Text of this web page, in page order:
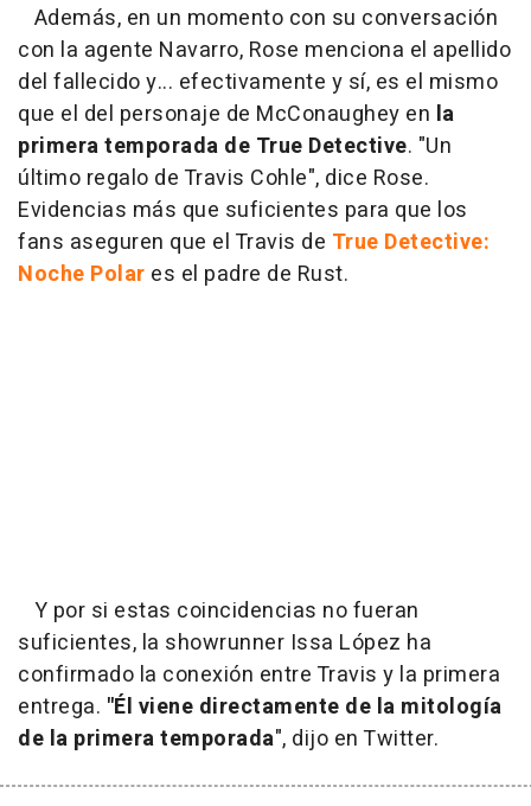
Además, en un momento con su conversación
con la agente Navarro, Rose menciona el apellido
del fallecido y... efectivamente y sí, es el mismo
que el del personaje de McConaughey en la
primera temporada de True Detective. "Un
último regalo de Travis Cohle", dice Rose.
Evidencias más que suficientes para que los
fans aseguren que el Travis de True Detective:
Noche Polar es el padre de Rust.
Y por si estas coincidencias no fueran
suficientes, la showrunner Issa López ha
confirmado la conexión entre Travis y la primera
entrega. "Él viene directamente de la mitología
de la primera temporada", dijo en Twitter.